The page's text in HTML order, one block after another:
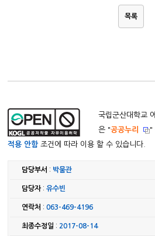
목록
국립군산대학교
은 "공공누리 "
적용 안함조건에 따라 이용 할 수 있습니다.
담당부서 : 박물관
담당자:유수빈
연락처 :063-469-4196
최종수정일 : 2017-08-14